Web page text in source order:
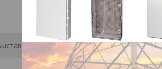
рейтинг, нужноВойтиили